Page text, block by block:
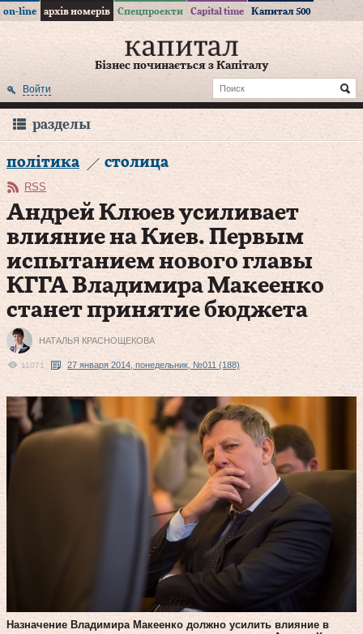
on-line архів номерів Спецпроекти Capital time Капитал 500
Бізнес починається з Капіталу
Войти
разделы
політика столица
RSS
Андрей Клюев усиливает
влияние на Киев. Первым
испытанием нового главы
КГГА Владимира Макеенко
станет принятие бюджета
НАТАЛЬЯ КРАСНОЩЕКОВА
11071 27 января 2014, понедельник, №011 (188)
Назначение Владимира Макеенко должно усилить влияние в